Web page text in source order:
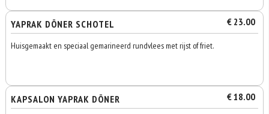
YAPRAK DÖNER SCHOTEL € 23.00
Huisgemaakt en speciaal gemarineerd rundvlees met rijst of friet.
KAPSALON YAPRAK DÖNER € 18.00